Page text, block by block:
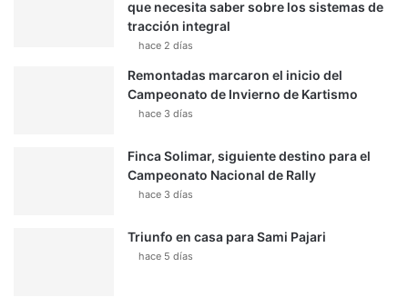
que necesita saber sobre los sistemas de
tracción integral
hace 2 días
Remontadas marcaron el inicio del
Campeonato de Invierno de Kartismo
hace 3 días
Finca Solimar, siguiente destino para el
Campeonato Nacional de Rally
hace 3 días
Triunfo en casa para Sami Pajari
hace 5 días